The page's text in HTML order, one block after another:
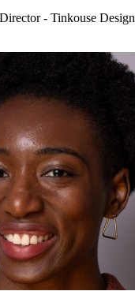
- Tinkouse Design